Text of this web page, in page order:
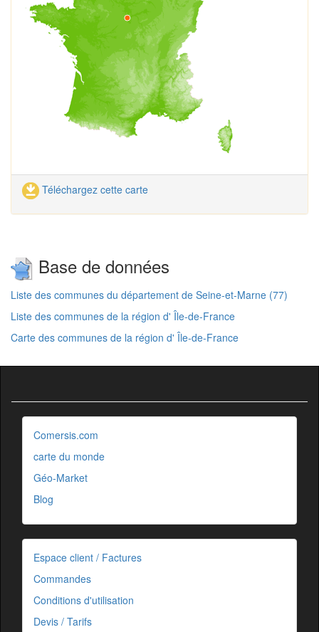
Téléchargez cette carte
Base de données
Liste des communes du département de Seine-et-Marne (77)
Liste des communes de la région d' Île-de-France
Carte des communes de la région d' Île-de-France
Comersis.com
carte du monde
Géo-Market
Blog
Espace client / Factures
Commandes
Conditions d'utilisation
Devis / Tarifs